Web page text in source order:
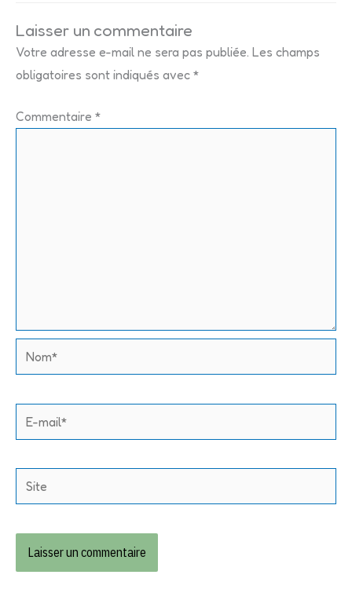
Laisser un commentaire
Votre adresse e-mail ne sera pas publiée. Les champs
obligatoires sont indiqués avec *
Commentaire *
Nom*
E-
mail*
Site